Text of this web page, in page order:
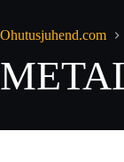
Ohutusjuhend.com